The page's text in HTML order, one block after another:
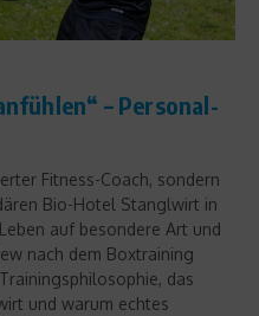
– Personal-
Fitness-Coach, sondern
Bio-Hotel Stanglwirt in
auf besondere Art und
nach dem Boxtraining
das
und warum echtes